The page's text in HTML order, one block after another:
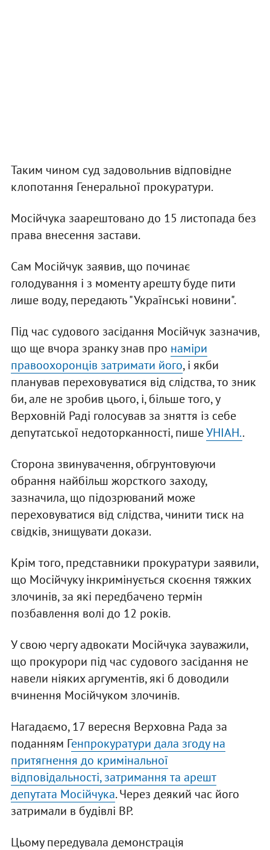
Таким чином суд задовольнив відповідне
клопотання Генеральної прокуратури.
Мосійчука заарештовано до 15 листопада без
права внесення застави.
Сам Мосійчук заявив, що починає
голодування і з моменту арешту буде пити
лише воду, передають "Українські новини".
Під час судового засідання Мосійчук зазначив,
що ще вчора зранку знав про наміри
правоохоронців затримати його, і якби
планував переховуватися від слідства, то зник
би, але не зробив цього, і, більше того, у
Верховній Раді голосував за зняття із себе
депутатської недоторканності, пишеУНІАН..
Сторона звинувачення, обгрунтовуючи
обрання найбільш жорсткого заходу,
зазначила, що підозрюваний може
переховуватися від слідства, чинити тиск на
свідків, знищувати докази.
Крім того, представники прокуратури заявили,
що Мосійчуку інкримінується скоєння тяжких
злочинів, за які передбачено термін
позбавлення волі до 12 років.
У свою чергу адвокати Мосійчука зауважили,
що прокурори під час судового засідання не
навели ніяких аргументів, які б доводили
вчинення Мосійчуком злочинів.
Нагадаємо, 17 вересня Верховна Рада за
поданням Генпрокуратури дала згоду на
притягнення до кримінальної
відповідальності, затримання та арешт
депутата Мосійчука. Через деякий час його
затримали в будівлі ВР.
Цьому передувала демонстрація